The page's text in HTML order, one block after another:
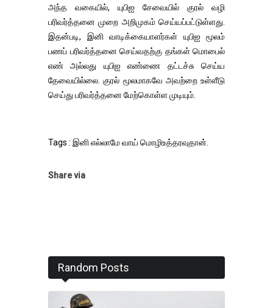
அந்த வகையில், யுபிஐ சேவையில் குரல் வழி
பரிவர்த்தனை முறை அறிமுகம் செய்யப்பட்டுள்ளது.
இதன்படி, இனி வாடிக்கையாளர்கள் யுபிஐ மூலம்
பணப் பரிவர்த்தனை செய்வதற்கு தங்கள் மொபைல்
எண் அல்லது யுபிஐ எண்ணை தட்டச்சு செய்ய
தேவையில்லை. குரல் மூலமாகவே அவற்றை உள்ளீடு
செய்து பரிவர்த்தனை மேற்கொள்ள முடியும்.
Tags : இனி எல்லாமே வாய் மொழிஉத்தரவுதான்.
Share via
Random Posts